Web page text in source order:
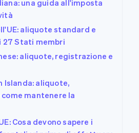
up
professionali
al
App
di codice
per sviluppatori
dell'API
una guida all'imposta
aliquote standard e
Stati membri
aliquote, registrazione e
Islanda: aliquote,
mantenere la
Cosa devono sapere i